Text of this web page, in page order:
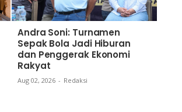
Andra Soni: Turnamen
Sepak Bola Jadi Hiburan
dan Penggerak Ekonomi
Rakyat
Aug 02, 2026 - Redaksi